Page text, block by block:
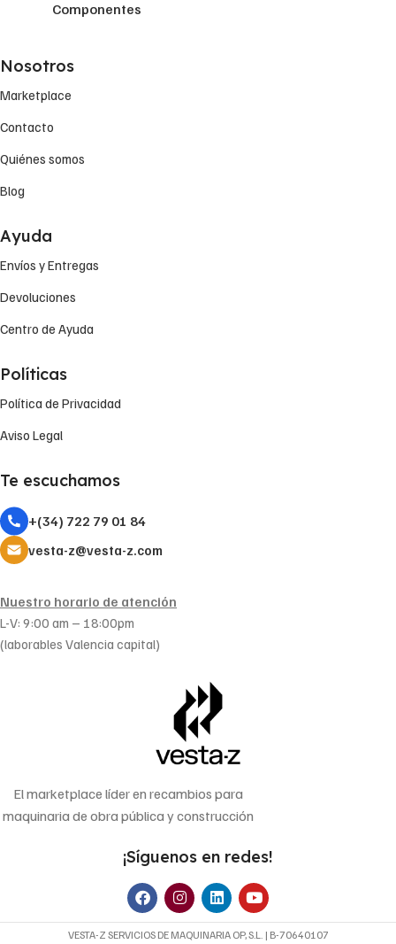
Componentes
Nosotros
Marketplace
Contacto
Quiénes somos
Blog
Ayuda
Envíos y Entregas
Devoluciones
Centro de Ayuda
Políticas
Política de Privacidad
Aviso Legal
Te escuchamos
+(34) 722 79 01 84
vesta-z@vesta-z.com
Nuestro horario de atención
L-V: 9:00 am – 18:00pm
(laborables Valencia capital)
El marketplace líder en recambios para
maquinaria de obra pública y construcción
¡Síguenos en redes!
VESTA-Z SERVICIOS DE MAQUINARIA OP, S.L. | B-70640107